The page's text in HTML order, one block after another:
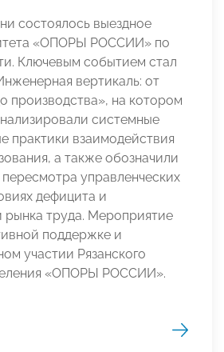
состоялось выездное
«ОПОРЫ РОССИИ» по
Ключевым событием стал
вертикаль: от
производства», на котором
системные
практики взаимодействия
а также обозначили
управленческих
дефицита и
труда. Мероприятие
поддержке и
участии Рязанского
«ОПОРЫ РОССИИ».